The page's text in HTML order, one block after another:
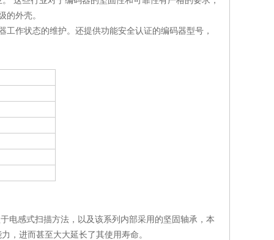
的外壳。
作状态的维护。还提供功能安全认证的编码器型号，
电感式扫描方法，以及该系列内部采用的坚固轴承，本
，进而甚至大大延长了其使用寿命。